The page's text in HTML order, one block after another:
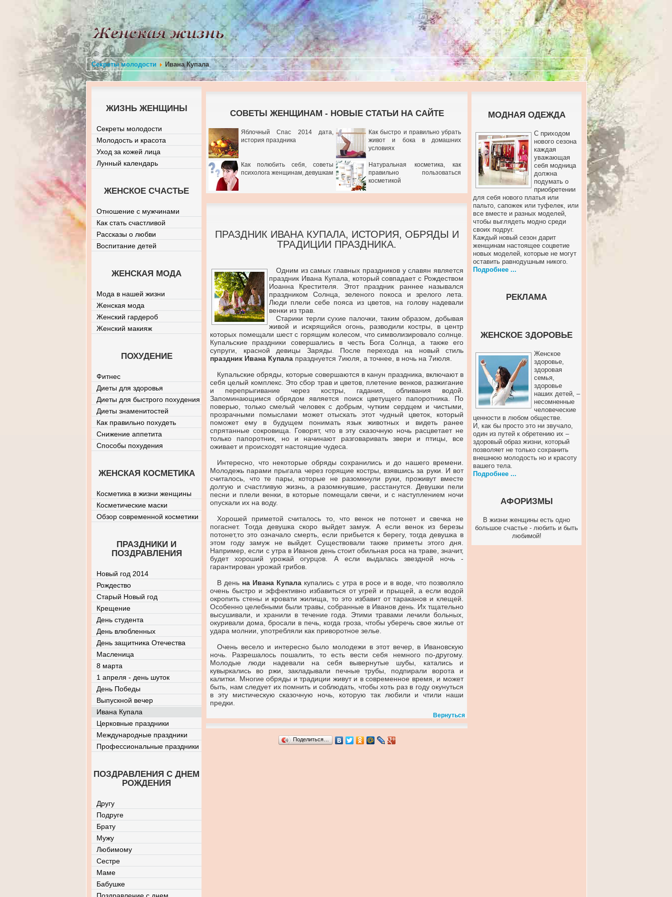
Секреты молодости Ивана Купала
СОВЕТЫ ЖЕНЩИНАМ - НОВЫЕ СТАТЬИ НА САЙТЕ
Яблочный Спас 2014 дата,
история праздника
Как быстро и правильно убрать
живот и бока в домашних
условиях
Как полюбить себя, советы
психолога женщинам, девушкам
Натуральная косметика, как
правильно пользоваться
косметикой
ПРАЗДНИК ИВАНА КУПАЛА, ИСТОРИЯ, ОБРЯДЫ И
ТРАДИЦИИ ПРАЗДНИКА.
Одним из самых главных праздников у славян является
праздник Ивана Купала, который совпадает с Рождеством
Иоанна Крестителя. Этот праздник раннее назывался
праздником Солнца, зеленого покоса и зрелого лета.
Люди плели себе пояса из цветов, на голову надевали
венки из трав.
Старики терли сухие палочки, таким образом, добывая
живой и искрящийся огонь, разводили костры, в центр
которых помещали шест с горящим колесом, что символизировало солнце.
Купальские праздники совершались в честь Бога Солнца, а также его
супруги, красной девицы Заряды. После перехода на новый стиль
праздник Ивана Купала празднуется 7июля, а точнее, в ночь на 7июля.
Купальские обряды, которые совершаются в канун праздника, включают в
себя целый комплекс. Это сбор трав и цветов, плетение венков, разжигание
и перепрыгивание через костры, гадания, обливания водой.
Запоминающимся обрядом является поиск цветущего папоротника. По
поверью, только смелый человек с добрым, чутким сердцем и чистыми,
прозрачными помыслами может отыскать этот чудный цветок, который
поможет ему в будущем понимать язык животных и видеть ранее
спрятанные сокровища. Говорят, что в эту сказочную ночь расцветает не
только папоротник, но и начинают разговаривать звери и птицы, все
оживает и происходят настоящие чудеса.
Интересно, что некоторые обряды сохранились и до нашего времени.
Молодежь парами прыгала через горящие костры, взявшись за руки. И вот
считалось, что те пары, которые не разомкнули руки, проживут вместе
долгую и счастливую жизнь, а разомкнувшие, расстанутся. Девушки пели
песни и плели венки, в которые помещали свечи, и с наступлением ночи
опускали их на воду.
Хорошей приметой считалось то, что венок не потонет и свечка не
погаснет. Тогда девушка скоро выйдет замуж. А если венок из березы
потонет,то это означало смерть, если прибьется к берегу, тогда девушка в
этом году замуж не выйдет. Существовали также приметы этого дня.
Например, если с утра в Иванов день стоит обильная роса на траве, значит,
будет хороший урожай огурцов. А если выдалась звездной ночь -
гарантирован урожай грибов.
В день на Ивана Купала купались с утра в росе и в воде, что позволяло
очень быстро и эффективно избавиться от угрей и прыщей, а если водой
окропить стены и кровати жилища, то это избавит от тараканов и клещей.
Особенно целебными были травы, собранные в Иванов день. Их тщательно
высушивали, и хранили в течение года. Этими травами лечили больных,
окуривали дома, бросали в печь, когда гроза, чтобы уберечь свое жилье от
удара молнии, употребляли как приворотное зелье.
Очень весело и интересно было молодежи в этот вечер, в Ивановскую
ночь. Разрешалось пошалить, то есть вести себя немного по-другому.
Молодые люди надевали на себя вывернутые шубы, катались и
кувыркались во ржи, закладывали печные трубы, подпирали ворота и
калитки. Многие обряды и традиции живут и в современное время, и может
быть, нам следует их помнить и соблюдать, чтобы хоть раз в году окунуться
в эту мистическую сказочную ночь, которую так любили и чтили наши
предки.
Вернуться
Поделиться…
МОДНАЯ ОДЕЖДА
С приходом
нового сезона
каждая
уважающая
себя модница
должна
подумать о
приобретении
для себя нового платья или
пальто, сапожек или туфелек, или
все вместе и разных моделей,
чтобы выглядеть модно среди
своих подруг.
Каждый новый сезон дарит
женщинам настоящее соцветие
новых моделей, которые не могут
оставить равнодушным никого.
Подробнее ...
РЕКЛАМА
ЖЕНСКОЕ ЗДОРОВЬЕ
Женское
здоровье,
здоровая
семья,
здоровье
наших детей, –
несомненные
человеческие
ценности в любом обществе.
И, как бы просто это ни звучало,
один из путей к обретению их –
здоровый образ жизни, который
позволяет не только сохранить
внешнюю молодость но и красоту
вашего тела.
Подробнее ...
АФОРИЗМЫ
В жизни женщины есть одно
большое счастье - любить и быть
любимой!
ЖИЗНЬ ЖЕНЩИНЫ
Секреты молодости
Молодость и красота
Уход за кожей лица
Лунный календарь
ЖЕНСКОЕ СЧАСТЬЕ
Отношение с мужчинами
Как стать счастливой
Рассказы о любви
Воспитание детей
ЖЕНСКАЯ МОДА
Мода в нашей жизни
Женская мода
Женский гардероб
Женский макияж
ПОХУДЕНИЕ
Фитнес
Диеты для здоровья
Диеты для быстрого похудения
Диеты знаменитостей
Как правильно похудеть
Снижение аппетита
Способы похудения
ЖЕНСКАЯ КОСМЕТИКА
Косметика в жизни женщины
Косметические маски
Обзор современной косметики
ПРАЗДНИКИ И
ПОЗДРАВЛЕНИЯ
Новый год 2014
Рождество
Старый Новый год
Крещение
День студента
День влюбленных
День защитника Отечества
Масленица
8 марта
1 апреля - день шуток
День Победы
Выпускной вечер
Ивана Купала
Церковные праздники
Международные праздники
Профессиональные праздники
ПОЗДРАВЛЕНИЯ С ДНЕМ
РОЖДЕНИЯ
Другу
Подруге
Брату
Мужу
Любимому
Сестре
Маме
Бабушке